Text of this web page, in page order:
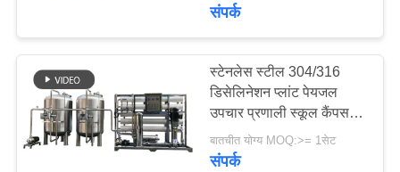
नियंत्रण
संपर्क
करें
Ultrapure जल प्रणाली
106
संपर्क
स्टेनलेस स्टील 304/316
डिसेलिनेशन प्लांट पेयजल
उपचार प्रणाली स्कूल कैंपस
रिवर्स ऑस्मोसिस वॉटर फ़िल्टर
बातचीत योग्य MOQ:>= 1सेट
संपर्क